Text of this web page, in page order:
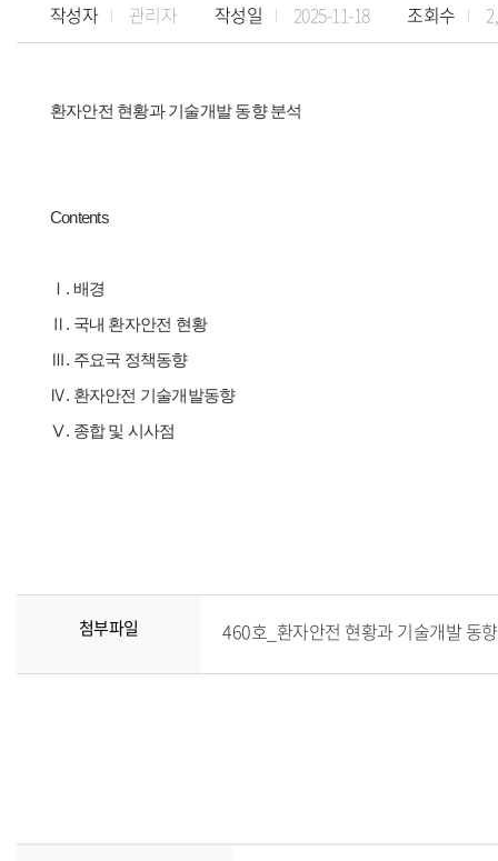
작성자 관리자 작성일 2025-11-18 조회수
환자안전 현황과 기술개발 동향 분석
Contents
Ⅰ. 배경
Ⅱ. 국내 환자안전 현황
Ⅲ. 주요국 정책동향
Ⅳ. 환자안전 기술개발동향
Ⅴ. 종합 및 시사점
첨부파일 460호_환자안전 현황과 기술개발 동